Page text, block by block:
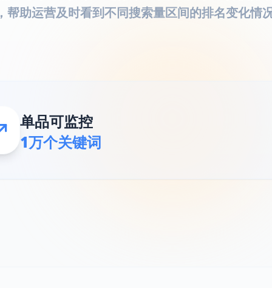
帮助运营及时看到不同搜索量区间的排名变化情
单品可监控
1万个关键词